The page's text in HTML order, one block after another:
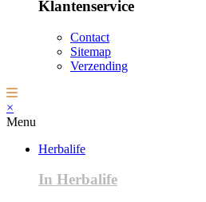
Klantenservice
Contact
Sitemap
Verzending
×
Menu
Herbalife
In Herbalife